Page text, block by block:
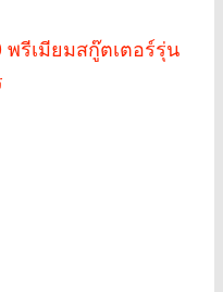
พรีเมียมสกู๊ตเตอร์รุ่น